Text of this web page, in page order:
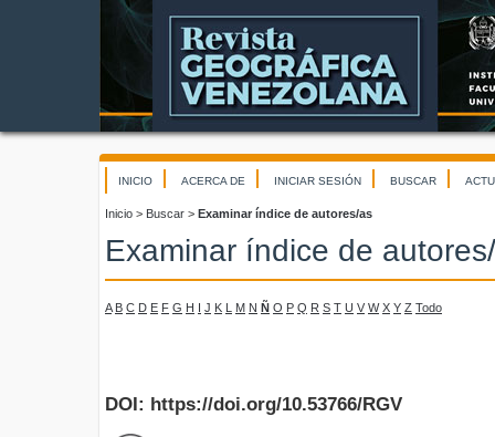
INICIO ACERCA DE INICIAR SESIÓN BUSCAR
Inicio > Buscar > Examinar índice de autores/as
Examinar índice de
A B C D E F G H I J K L M N Ñ O P Q R S T U V W X Y Z Todo
DOI: https://doi.org/10.53766/RGV